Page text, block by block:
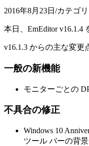
2016年8月23日 /カテゴ
本日、EmEditor v16.1.4
v16.1.3 からの主な変更
一般の新機能
モニターごとの
不具合の修正
Windows 10
ツール バーの背